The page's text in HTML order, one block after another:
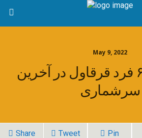
May 9, 2022
برآورد ۶۹۳۸ فرد قرقاول در آخرین
سرشماری
Share Tweet Pin